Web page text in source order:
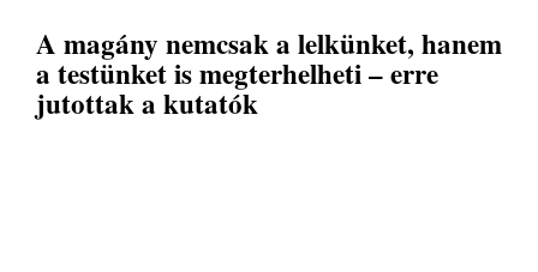
A magány nemcsak a lelkünket, hanem
a testünket is megterhelheti – erre
jutottak a kutatók